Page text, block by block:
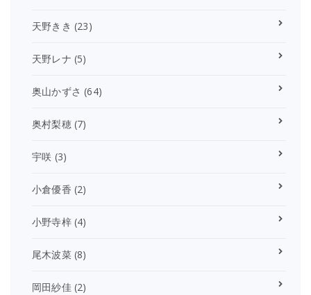
天野きき (23)
天野レナ (5)
奥山かずさ (64)
奥村梨穂(7)
宇咲 (3)
小倉優香 (2)
小野寺梓(4)
尾木波菜(8)
岡田紗佳(2)